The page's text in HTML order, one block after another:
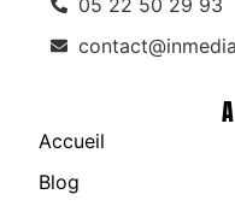
05 22 50 29 93
Accueil
Blog